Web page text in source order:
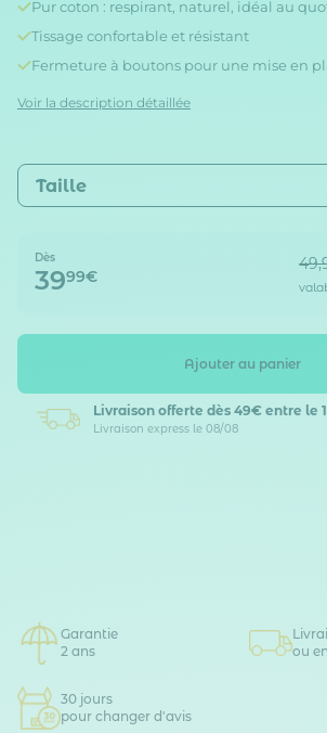
Pur coton : respirant, naturel, idéal au
Tissage confortable et résistant
Fermeture à boutons pour une mise en
Voir la description détaillée
Dès
3999€
Taille
Ajouter au panier
Livraison offerte dès 49€ entre le
Livraison express le 08/08
Garantie
2 ans
ou
30 jours
pour changer d'avis